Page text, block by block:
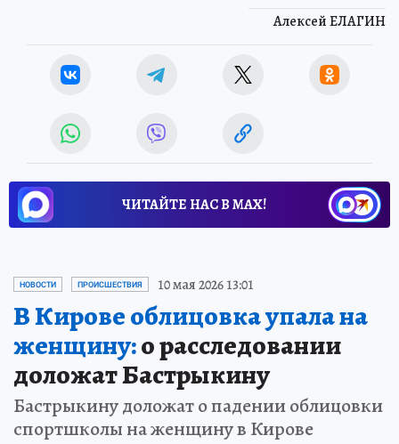
Алексей ЕЛАГИН
ЧИТАЙТЕ НАС В МАХ!
НОВОСТИ ПРОИСШЕСТВИЯ 10 мая 2026 13:01
В Кирове облицовка упала на
женщину:о расследовании
доложат Бастрыкину
Бастрыкину доложат о падении облицовки
спортшколы на женщину в Кирове